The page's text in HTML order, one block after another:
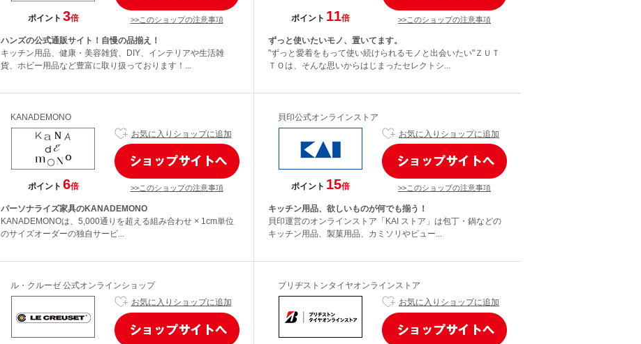
ポイント 3倍 >>このショップの注意事項
ハンズの公式通販サイト！自慢の品揃え！
キッチン用品、健康・美容雑貨、DIY、インテリアや生活雑
貨、ホビー用品など豊富に取り扱っております！...
ポイント 11倍 >>このショップの注意事項
ずっと使いたいモノ、置いてます。
"ずっと愛着をもって使い続けられるモノと出会いたい"ＺＵＴ
ＴＯは、そんな思いからはじまったセレクトシ...
KANADEMONO
ポイント 6倍
お気に入りショップに追加
>>このショップの注意事項
パーソナライズ家具のKANADEMONO
KANADEMONOは、5,000通りを超える組み合わせ × 1cm単位
のサイズオーダーの独自サービ...
貝印公式オンラインストア
ポイント 15倍
お気に入りショップに追加
>>このショップの注意事項
キッチン用品、欲しいものが何でも揃う！
貝印運営のオンラインストア「KAI ストア」は包丁・鍋などの
キッチン用品、製菓用品、カミソリやビュー...
ル・クルーゼ 公式オンラインショップ
お気に入りショップに追加
ブリヂストンタイヤオンラインストア
お気に入りショップに追加